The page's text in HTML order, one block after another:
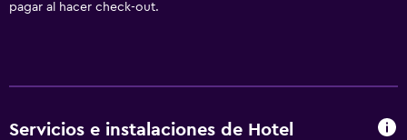
pagar al hacer check-out.
Servicios e instalaciones de Hotel